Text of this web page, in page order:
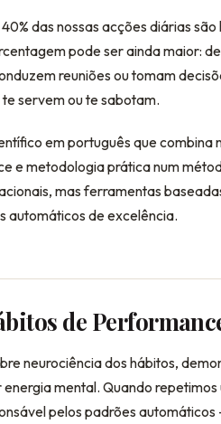
das nossas acções diárias
pode ser ainda maior:
reuniões ou tomam
servem ou te sabotam.
em português que combina
e metodologia prática num
mas ferramentas
automáticos de excelência.
de
neurociência dos hábitos,
mental. Quando repetimos
pelos padrões